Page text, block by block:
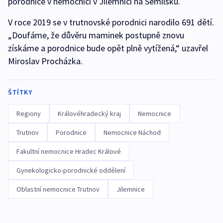
V roce 2019 se v trutnovské porodnici narodilo 691 dětí.
„Doufáme, že důvěru maminek postupně znovu
získáme a porodnice bude opět plně vytížená,“ uzavřel
Miroslav Procházka.
ŠTÍTKY
Regiony Královéhradecký kraj Nemocnice
Trutnov Porodnice Nemocnice Náchod
Fakultní nemocnice Hradec Králové
Gynekologicko-porodnické oddělení
Oblastní nemocnice Trutnov Jilemnice